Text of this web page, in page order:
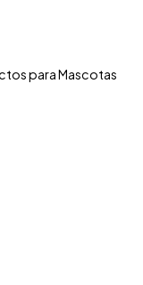
para Mascotas